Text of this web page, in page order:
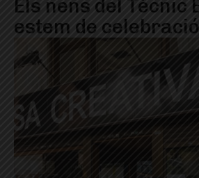
Els nens del Tècnic
estem de celebració